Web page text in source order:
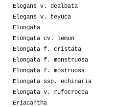
Elegans v. dealbata
Elegans v. teyuca
Elongata
Elongata cv. lemon
Elongata f. cristata
Elongata f. monstruosa
Elongata f. mostruosa
Elongata ssp. echinaria
Elongata v. rufocrocea
Eriacantha